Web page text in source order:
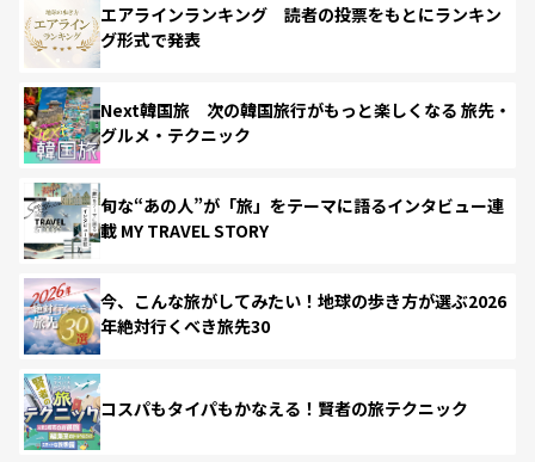
エアラインランキング 読者の投票をもとにランキン
グ形式で発表
Next韓国旅 次の韓国旅行がもっと楽しくなる 旅先・
グルメ・テクニック
旬な“あの人”が「旅」をテーマに語るインタビュー連
載 MY TRAVEL STORY
今、こんな旅がしてみたい！地球の歩き方が選ぶ2026
年絶対行くべき旅先30
コスパもタイパもかなえる！賢者の旅テクニック